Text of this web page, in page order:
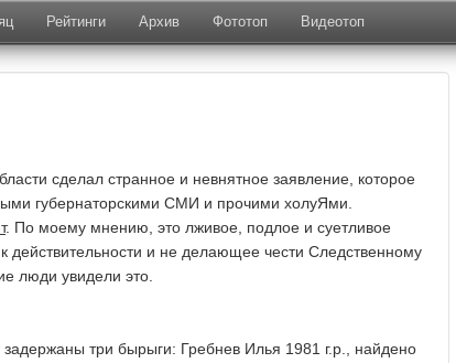
Рейтинги Архив Фототоп Видеотоп
сделал странное и невнятное заявление, которое
губернаторскими СМИ и прочими холуЯми.
. По моему мнению, это лживое, подлое и суетливое
и не делающее чести Следственному
люди увидели это.
три бырыги: Гребнев Илья 1981 г.р., найдено